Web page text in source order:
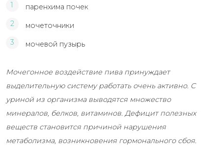
паренхима почек
мочеточники
мочевой пузырь
Мочегонное воздействие пива принуждает
выделительную систему работать очень активно. С
уриной из организма выводятся множество
минералов, белков, витаминов. Дефицит полезных
веществ становится причиной нарушения
метаболизма, возникновения гормонального сбоя.